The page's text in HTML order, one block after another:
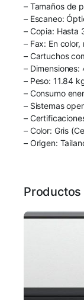
– Tamaños de
– Escaneo:
– Copia: Hasta
– Fax: En
– Cartuchos
–
– Peso: 11.84
– Consumo
– Sistemas
–
– Color: Gris
– Origen: